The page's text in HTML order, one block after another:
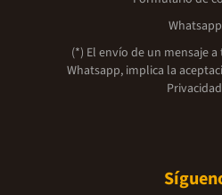
Whatsapp
(*) El envío de un mensaje
Whatsapp, implica la